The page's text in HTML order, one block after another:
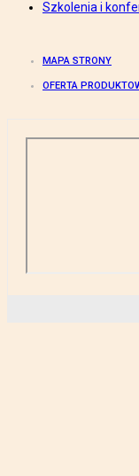
Szkolenia i
MAPA STRONY
OFERTA